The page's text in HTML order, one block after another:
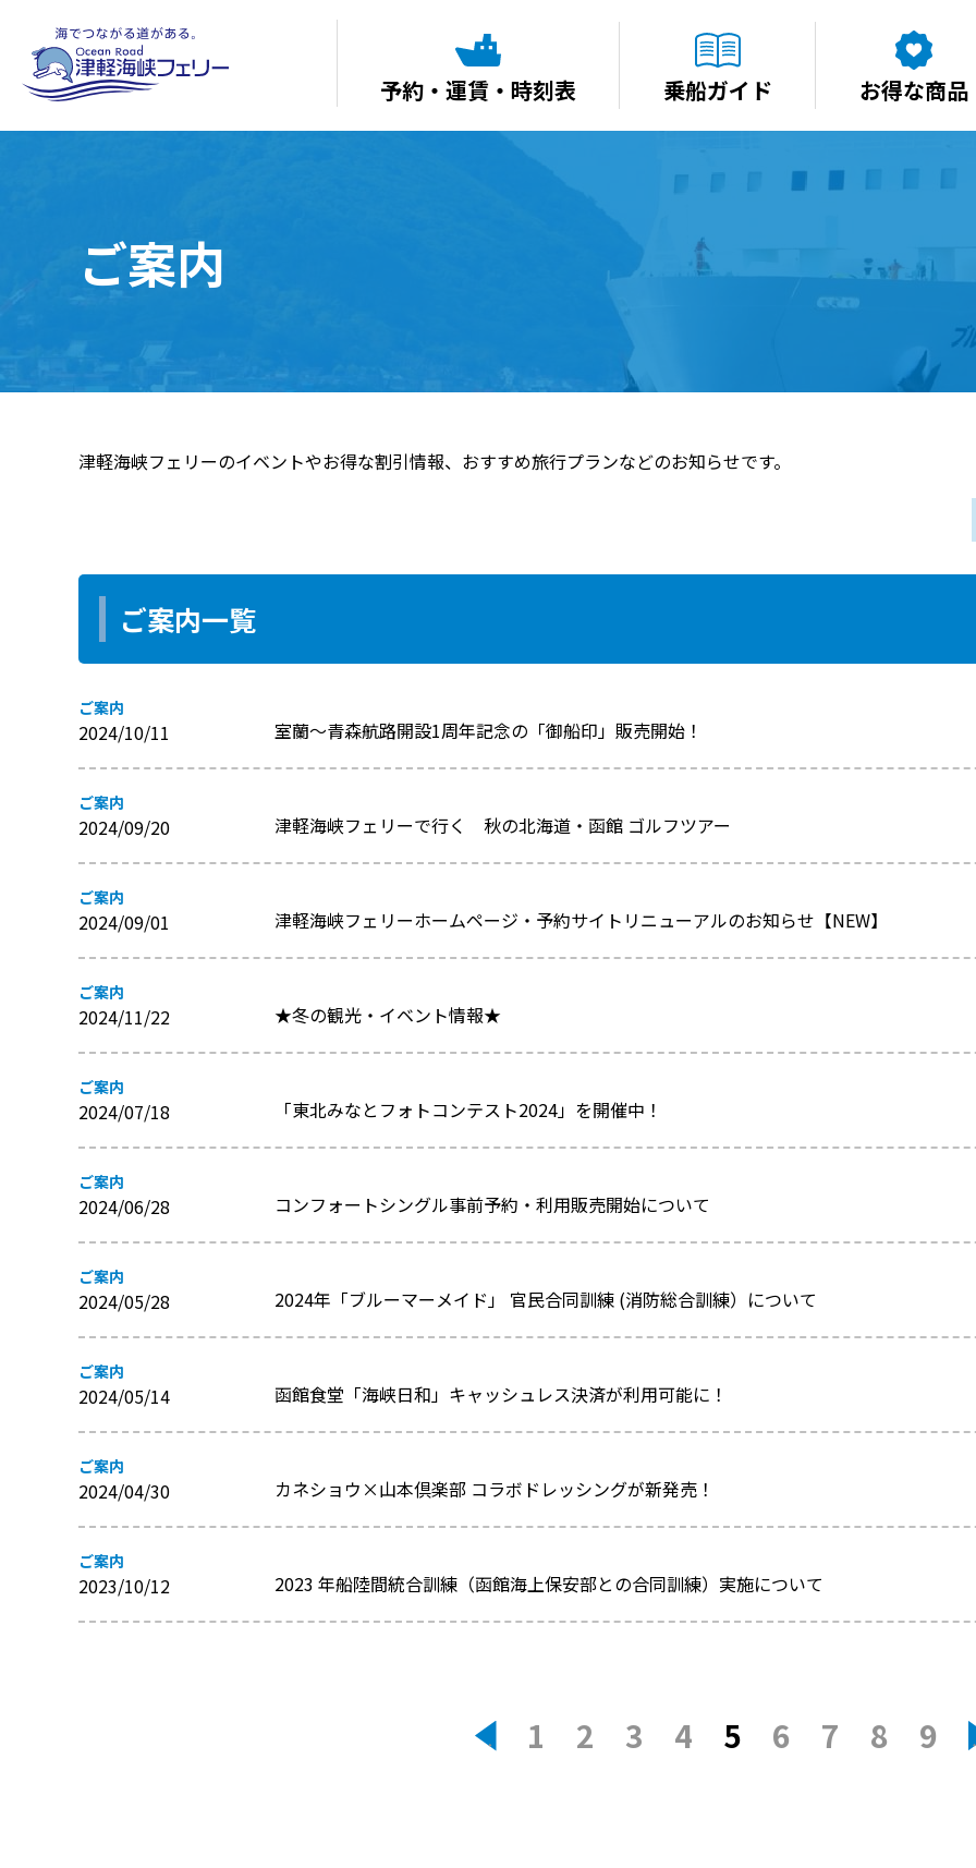
予約・運賃・時刻表 乗船ガイド お得な商品
ご案内
津軽海峡フェリーのイベントやお得な割引情報、おすすめ旅行プランなどのお知らせです。
ご案内一覧
ご案内
2024/10/11 室蘭～青森航路開設1周年記念の「御船印」販売開始！
ご案内
2024/09/20 津軽海峡フェリーで行く 秋の北海道・函館 ゴルフツアー
ご案内
2024/09/01 津軽海峡フェリーホームページ・予約サイトリニューアルのお知らせ【NEW】
ご案内
2024/11/22 ★冬の観光・イベント情報★
ご案内
2024/07/18 「東北みなとフォトコンテスト2024」を開催中！
ご案内
2024/06/28 コンフォートシングル事前予約・利用販売開始について
ご案内
2024/05/28 2024年「ブルーマーメイド」 官民合同訓練 (消防総合訓練）について
ご案内
2024/05/14 函館食堂「海峡日和」キャッシュレス決済が利用可能に！
ご案内
2024/04/30 カネショウ×山本倶楽部 コラボドレッシングが新発売！
ご案内
2023/10/12 2023 年船陸間統合訓練（函館海上保安部との合同訓練）実施について
« 1 2 3 4 5 6 7 8 9